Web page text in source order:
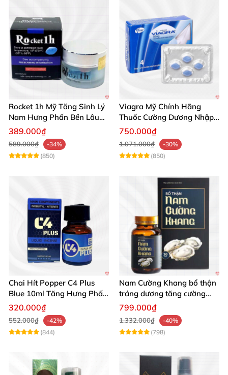
Rocket 1h Mỹ Tăng Sinh Lý
Nam Hưng Phấn Bền Lâu
Mạnh Mẽ
389.000₫
589.000₫
-34%
(850)
Viagra Mỹ Chính Hãng
Thuốc Cường Dương Nhập
Khẩu Chính Ngạch
750.000₫
1.071.000₫
-30%
(850)
Chai Hít Popper C4 Plus
Blue 10ml Tăng Hưng Phấn
Mạnh Mẽ
320.000₫
552.000₫
-42%
(844)
Nam Cường Khang bổ thận
tráng dương tăng cường
sinh lực bền lâu
799.000₫
1.332.000₫
-40%
(798)